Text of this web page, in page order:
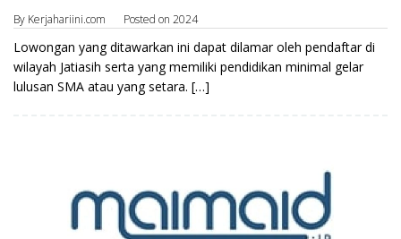
By Kerjahariini.com Posted on 2024
Lowongan yang ditawarkan ini dapat dilamar oleh pendaftar di
wilayah Jatiasih serta yang memiliki pendidikan minimal gelar
lulusan SMA atau yang setara. […]